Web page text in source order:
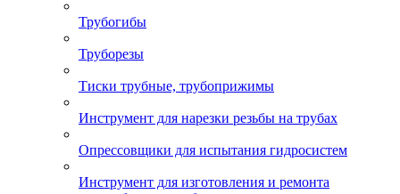
Трубогибы
Труборезы
Тиски трубные, трубоприжимы
Инструмент для нарезки резьбы на трубах
Опрессовщики для испытания гидросистем
Инструмент для изготовления и ремонта